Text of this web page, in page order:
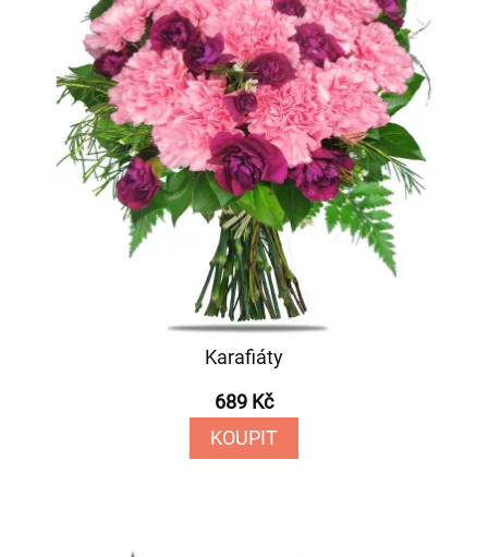
Karafiáty
689 Kč
KOUPIT